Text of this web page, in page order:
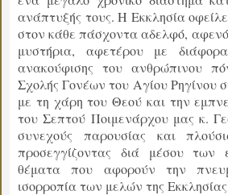
ανάπτυξής τους. Η Εκκλησία
στον κάθε πάσχοντα αδελφό,
μυστήρια, αφετέρου με
ανακούφισης του ανθρώπινου
Σχολής Γονέων του Αγίου Ρηγίνου
με τη χάρη του Θεού και την
του Σεπτού Ποιμενάρχου μας κ.
συνεχούς παρουσίας και
προσεγγίζοντας διά μέσου των
θέματα που αφορούν την
ισορροπία των μελών της